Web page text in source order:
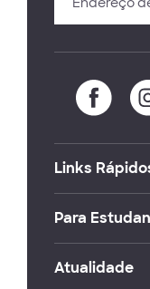
Links
Para
Atualidade